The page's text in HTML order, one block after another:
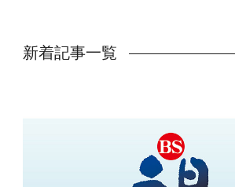
新着記事一覧